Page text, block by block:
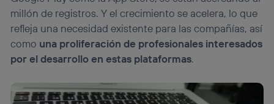
millón de registros. Y el crecimiento se acelera, lo que
refleja una necesidad existente para las compañías, así
como una proliferación de profesionales interesados
por el desarrollo en estas plataformas.
la política de privacidad de Utiq.